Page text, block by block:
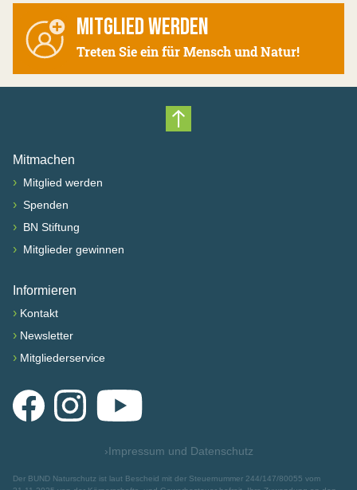
MITGLIED WERDEN
Treten Sie ein für Mensch und Natur!
Nach oben scrollen
Mitmachen
› Mitglied werden
› Spenden
› BN Stiftung
› Mitglieder gewinnen
Informieren
› Kontakt
› Newsletter
› Mitgliederservice
FacebookInstagramYouTube
›Impressum und Datenschutz
Der BUND Naturschutz ist laut Bescheid mit der Steuernummer 244/147/80055 vom